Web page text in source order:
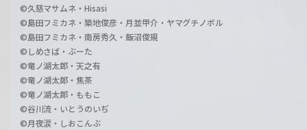
©久慈マサムネ・Hisasi
©島田フミカネ・築地俊彦・月並甲介・ヤマグチノボル
©島田フミカネ・南房秀久・飯沼俊規
©しめさば・ぶーた
©竜ノ湖太郎・天之有
©竜ノ湖太郎・焦茶
©竜ノ湖太郎・ももこ
©谷川流・いとうのいぢ
©月夜涙・しおこんぶ